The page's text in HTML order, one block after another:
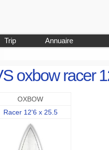
Trip Annuaire
oxbow racer
OXBOW
Racer 12'6 x 25.5